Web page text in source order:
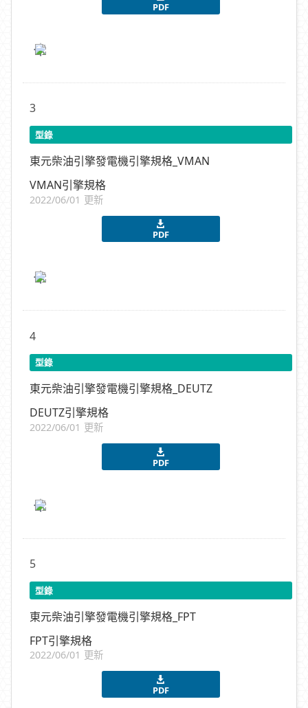
PDF
3
型錄
東元柴油引擎發電機引擎規格_VMAN
VMAN引擎規格
2022/06/01 更新
PDF
4
型錄
東元柴油引擎發電機引擎規格_DEUTZ
DEUTZ引擎規格
2022/06/01 更新
PDF
5
型錄
東元柴油引擎發電機引擎規格_FPT
FPT引擎規格
2022/06/01 更新
PDF